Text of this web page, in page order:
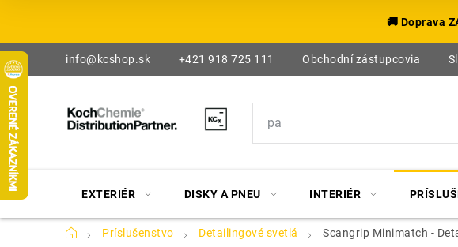
obsah
🚚 Doprava
info@kcshop.sk +421 918 725 111 Obchodní zástupcovia
EXTERIÉR DISKY A PNEU INTERIÉR
DomovPríslušenstvo Detailingové svetlá Scangrip Minimatch -